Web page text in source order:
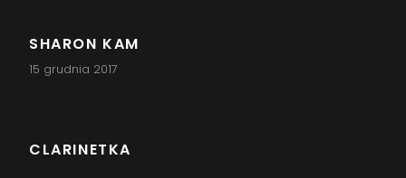
SHARON KAM
15 grudnia 2017
CLARINETKA